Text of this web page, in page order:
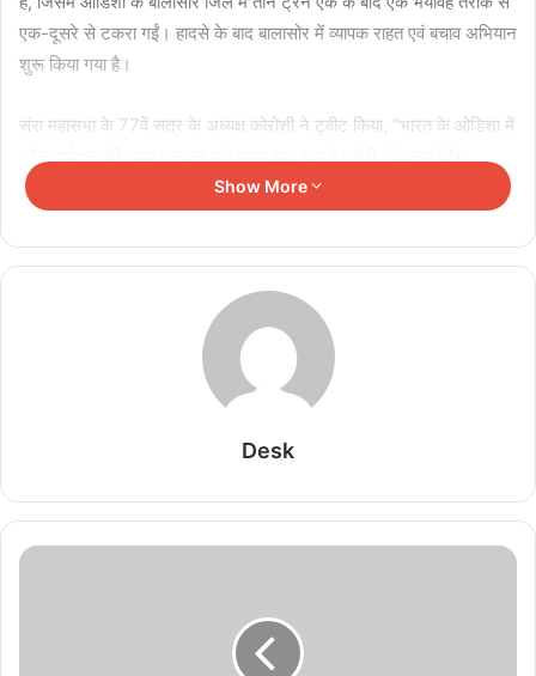
एक-दूसरे से टकरा गईं। हादसे के बाद बालासोर में व्यापक राहत एवं बचाव अभियान
शुरू किया गया है।
संरा महासभा के 77वें सत्र के अध्यक्ष कोरोशी ने ट्वीट किया, ''भारत के ओडिशा में
प्रार्थनाएं पीड़ितों, उनके परिवारों और आपातकालीन सेवाओं के साथ हैं।''
पीओके में बढ़ते विरोध के बीच PML-N का यू-टर्न, 99%
प्रदर्शनकारी बताए देशभक्त
August 10, 2026
उत्पादन बढ़ाने को कहा
ईरान तनाव के बीच इजरायल का बड़ा कदम, IDF ने सभी सैन्य
अमेरिका में मिसाइल रोधी हथियारों की कमी, रक्षा कंपनियों को
Show More
Desk